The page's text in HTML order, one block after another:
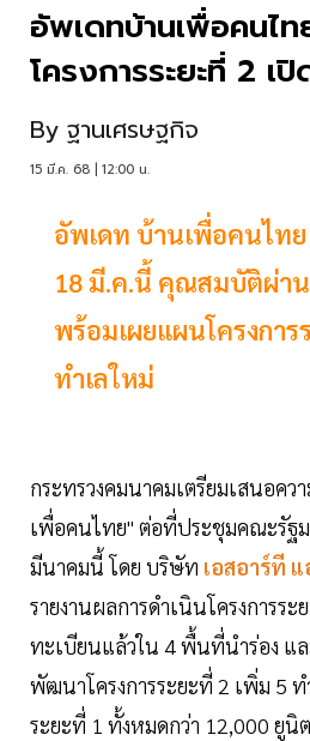
อัพเดทบ้านเพื่อคนไ
โครงการระยะที่ 2 เปิ
By ฐานเศรษฐกิจ
15 มี.ค. 68 | 12:00 น.
อัพเดท บ้านเพื่อคนไทย
18 มี.ค.นี้ คุณสมบัติผ่าน
พร้อมเผยแผนโครงการ
ทำเลใหม่
กระทรวงคมนาคมเตรียมเสนอคว
เพื่อคนไทย" ต่อที่ประชุมคณะรัฐ
มีนาคมนี้ โดย บริษัท เอสอาร์ที แ
รายงานผลการดำเนินโครงการระ
ทะเบียนแล้วใน 4 พื้นที่นำร่อง แ
พัฒนาโครงการระยะที่ 2 เพิ่ม 5 ท
ระยะที่ 1 ทั้งหมดกว่า 12,000 ยูนิต